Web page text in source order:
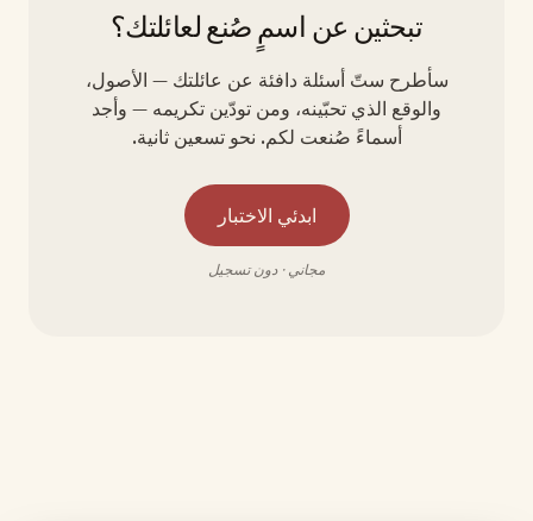
تبحثين عن اسمٍ صُنع لعائلتك؟
سأطرح ستّ أسئلة دافئة عن عائلتك — الأصول،
والوقع الذي تحبّينه، ومن تودّين تكريمه — وأجد
أسماءً صُنعت لكم. نحو تسعين ثانية.
ابدئي الاختبار
مجاني · دون تسجيل